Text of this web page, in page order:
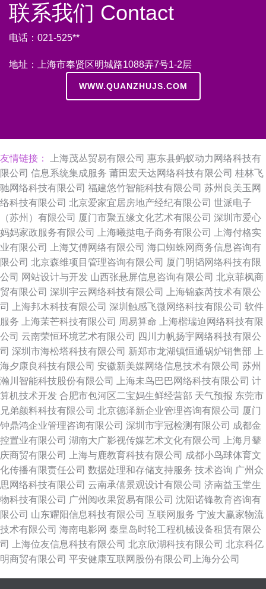
联系我们 Contact
电话：021-525**
地址：上海市奉贤区明城路1088弄7号1-2层
WWW.QUANZHUJS.COM
友情链接： 上海茂丛贸易有限公司 惠东县蚂蚁动力网络科技有
限公司 信息系统集成服务 莆田宏天达网络科技有限公司 桂林飞
驰网络科技有限公司 福建悠竹智能科技有限公司 苏州良美玉网
络科技有限公司 北京爱家宜居房地产经纪有限公司 世派电子
（苏州）有限公司 厦门市聚五缘文化艺术有限公司 深圳市爱心
妈妈家政服务有限公司
上海曦挞电子商务有限公司
上海付格实
业有限公司
上海艾傅网络有限公司 海口蜘蛛网商务信息咨询有
限公司 北京森维项目管理咨询有限公司 厦门明韬网络科技有限
公司 网站设计与开发 山西张悬屏信息咨询有限公司 北京菲枫商
贸有限公司 深圳宇云网络科技有限公司
上海锦森芮技术有限公
司
上海邦木科技有限公司 深圳触感飞微网络科技有限公司 软件
服务
上海茉芒科技有限公司 周易算命
上海楷瑞迫网络科技有限
公司 云南荣恒环境艺术有限公司
四川力帆扬宇网络科技有限公
司 深圳市海松塔科技有限公司 新郑市龙湖镇恒通锅炉销售部
上
海夕康良科技有限公司 安徽新美媒网络信息技术有限公司 苏州
瀚川智能科技股份有限公司
上海未鸟巴巴网络科技有限公司 计
算机技术开发 合肥市包河区二宝妈生鲜经营部 天气预报 东莞市
兄弟颜料科技有限公司 北京德泽新企业管理咨询有限公司 厦门
钟鼎鸿企业管理咨询有限公司 深圳市宇冠检测有限公司 成都金
控置业有限公司 湖南大广影视传媒艺术文化有限公司
上海月颦
庆商贸有限公司
上海与鹿教育科技有限公司 成都小鸟球体育文
化传播有限责任公司 数据处理和存储支持服务 技术咨询 广州众
思网络科技有限公司 云南承僖景观设计有限公司 济南益玉堂生
物科技有限公司 广州阅收果贸易有限公司 沈阳诺锋教育咨询有
限公司 山东耀阳信息科技有限公司 互联网服务 宁波大赢家物流
技术有限公司 海南电影网 秦皇岛时轮工程机械设备租赁有限公
司
上海位友信息科技有限公司 北京欣湖科技有限公司 北京科亿
明商贸有限公司 平安健康互联网股份有限公司上海分公司